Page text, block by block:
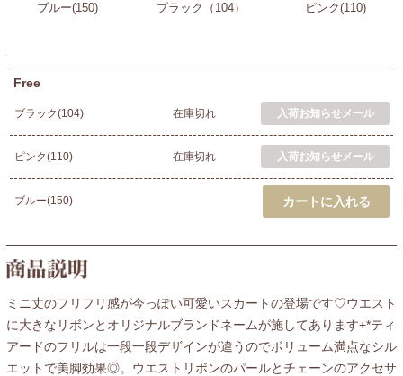
ブルー(150) ブラック（104） ピンク(110)
Free
ブラック(104) 在庫切れ
ピンク(110) 在庫切れ
ブルー(150)
ミニ丈のフリフリ感が今っぽい可愛いスカートの登場です♡ウエスト
に大きなリボンとオリジナルブランドネームが施してあります+*ティ
アードのフリルは一段一段デザインが違うのでボリューム満点なシル
エットで美脚効果◎。ウエストリボンのパールとチェーンのアクセサ